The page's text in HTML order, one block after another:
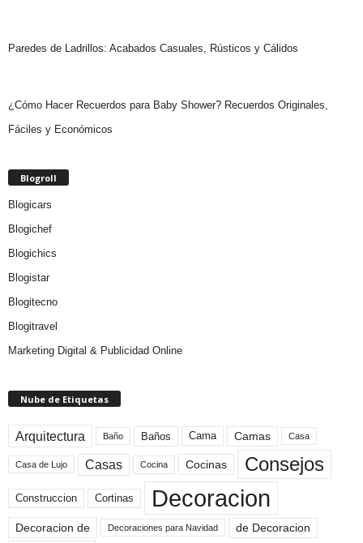
Paredes de Ladrillos: Acabados Casuales, Rústicos y Cálidos
¿Cómo Hacer Recuerdos para Baby Shower? Recuerdos Originales,
Fáciles y Económicos
Blogroll
Blogicars
Blogichef
Blogichics
Blogistar
Blogitecno
Blogitravel
Marketing Digital & Publicidad Online
Nube de Etiquetas
Arquitectura Baño Baños Cama Camas Casa
Casa de Lujo Casas Cocina Cocinas Consejos
Construccion Cortinas Decoracion
Decoracion de Decoraciones para Navidad de Decoracion